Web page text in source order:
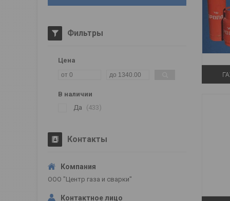
Фильтры
Цена
В наличии
Да
433
Контакты
ООО "Центр газа и сварки"